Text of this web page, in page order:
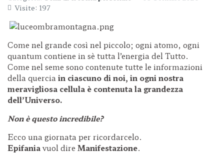
Visite: 197
Come nel grande così nel piccolo; ogni atomo, ogni
quantum contiene in sè tutta l’energia del Tutto.
Come nel seme sono contenute tutte le informazioni
della quercia in ciascuno di noi, in ogni nostra
meravigliosa cellula è contenuta la grandezza
dell’Universo.
Non è questo incredibile?
Ecco una giornata per ricordarcelo.
Epifaniavuol dire Manifestazione.